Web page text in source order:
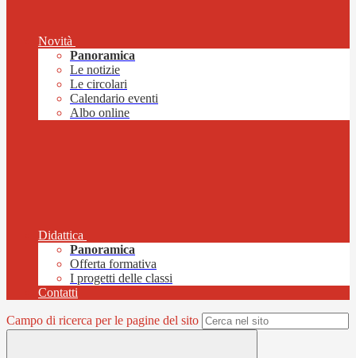
Novità
Panoramica
Le notizie
Le circolari
Calendario eventi
Albo online
Didattica
Panoramica
Offerta formativa
I progetti delle classi
Contatti
Campo di ricerca per le pagine del sito